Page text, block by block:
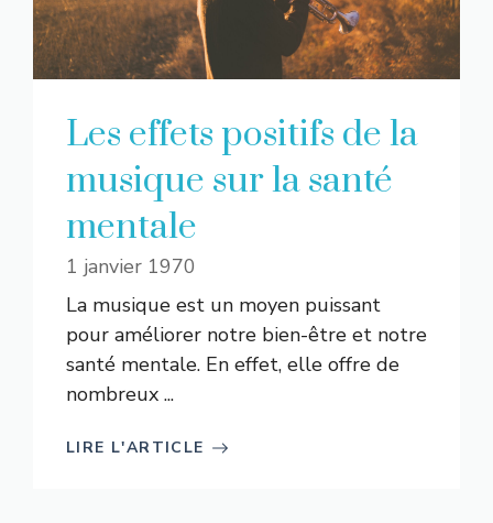
Les effets positifs de la
musique sur la santé
mentale
1 janvier 1970
La musique est un moyen puissant
pour améliorer notre bien-être et notre
santé mentale. En effet, elle offre de
nombreux ...
LIRE L'ARTICLE